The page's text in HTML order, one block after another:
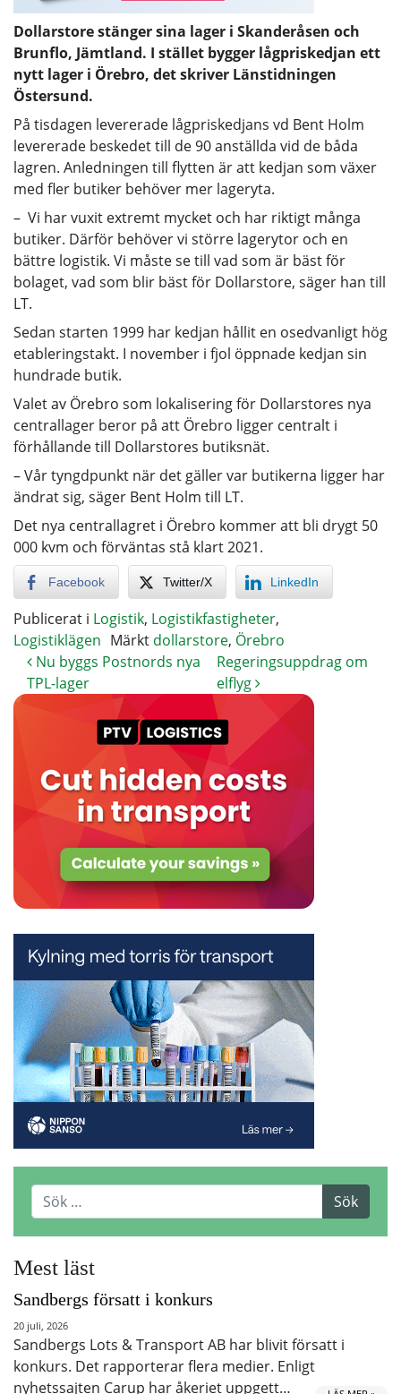
Dollarstore stänger sina lager i Skanderåsen och
Brunflo, Jämtland. I stället bygger lågpriskedjan ett
nytt lager i Örebro, det skriver Länstidningen
Östersund.
På tisdagen levererade lågpriskedjans vd Bent Holm
levererade beskedet till de 90 anställda vid de båda
lagren. Anledningen till flytten är att kedjan som växer
med fler butiker behöver mer lageryta.
– Vi har vuxit extremt mycket och har riktigt många
butiker. Därför behöver vi större lagerytor och en
bättre logistik. Vi måste se till vad som är bäst för
bolaget, vad som blir bäst för Dollarstore, säger han till
LT.
Sedan starten 1999 har kedjan hållit en osedvanligt hög
etableringstakt. I november i fjol öppnade kedjan sin
hundrade butik.
Valet av Örebro som lokalisering för Dollarstores nya
centrallager beror på att Örebro ligger centralt i
förhållande till Dollarstores butiksnät.
– Vår tyngdpunkt när det gäller var butikerna ligger har
ändrat sig, säger Bent Holm till LT.
Det nya centrallagret i Örebro kommer att bli drygt 50
000 kvm och förväntas stå klart 2021.
Facebook Twitter/X LinkedIn
Publicerat i Logistik, Logistikfastigheter,
Logistiklägen Märkt dollarstore, Örebro
Nu byggs Postnords nya
TPL-lager
Regeringsuppdrag om
elflyg
Mest läst
Sandbergs försatt i konkurs
20 juli, 2026
Sandbergs Lots & Transport AB har blivit försatt i
konkurs. Det rapporterar flera medier. Enligt
nyhetssajten Carup har åkeriet uppgett…